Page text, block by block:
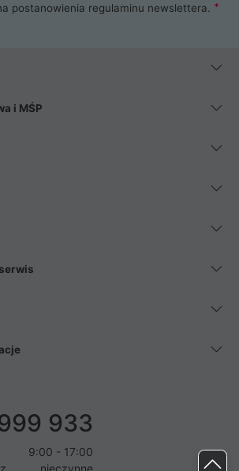
postanowienia regulaminu newslettera.
i MŚP
933
9:00 - 17:00
nieczynne